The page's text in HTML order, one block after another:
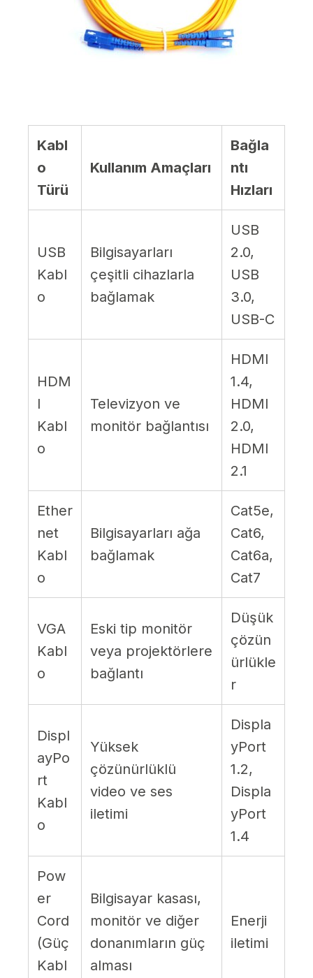
Kabl
o
Türü
Kullanım Amaçları
Bağla
ntı
Hızları
USB
Kabl
o
Bilgisayarları
çeşitli cihazlarla
bağlamak
USB
2.0,
USB
3.0,
USB-C
HDM
I
Kabl
o
Televizyon ve
monitör bağlantısı
HDMI
1.4,
HDMI
2.0,
HDMI
2.1
Ether
net
Kabl
o
Bilgisayarları ağa
bağlamak
Cat5e,
Cat6,
Cat6a,
Cat7
VGA
Kabl
o
Eski tip monitör
veya projektörlere
bağlantı
Düşük
çözün
ürlükle
r
Displ
ayPo
rt
Kabl
o
Yüksek
çözünürlüklü
video ve ses
iletimi
Displa
yPort
1.2,
Displa
yPort
1.4
Pow
er
Cord
(Güç
Kabl
Bilgisayar kasası,
monitör ve diğer
donanımların güç
alması
Enerji
iletimi